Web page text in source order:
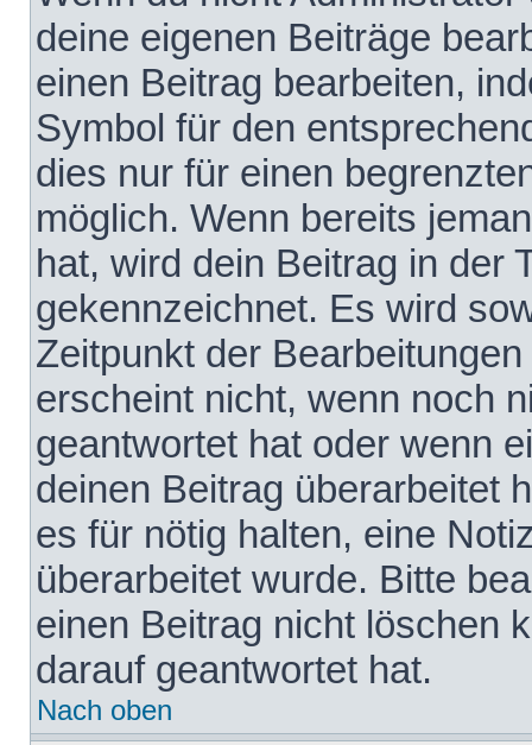
deine eigenen Beiträge
einen Beitrag bearbeiten,
Symbol für den
dies nur für einen
möglich. Wenn bereits
hat, wird dein Beitrag in der
gekennzeichnet. Es wird
Zeitpunkt der
erscheint nicht, wenn noch
geantwortet hat oder wenn
deinen Beitrag überarbeitet
es für nötig halten, eine
überarbeitet wurde. Bitte
einen Beitrag nicht löschen
darauf geantwortet hat.
Nach oben